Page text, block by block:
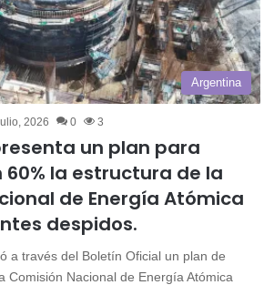
Argentina
2026 0 3
un plan para
60% la estructura de la
de Energía Atómica
despidos.
a través del Boletín Oficial un plan de
Comisión Nacional de Energía Atómica